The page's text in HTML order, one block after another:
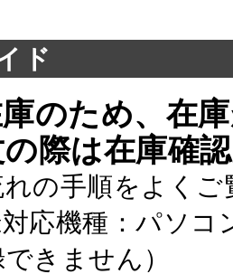
ガイド
のため、在
際は在庫確
の手順をよくご
応機種：パソ
きません）